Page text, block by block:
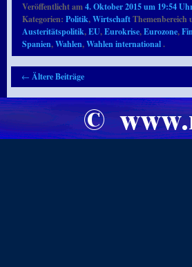
Veröffentlicht am4. Oktober 2015 um 19:54
Kategorien:Politik,Wirtschaft
Austeritätspolitik,EU,Eurokrise,Eurozone,
Spanien,Wahlen,Wahlen international.
Artikelnavigation
← Ältere Beiträge